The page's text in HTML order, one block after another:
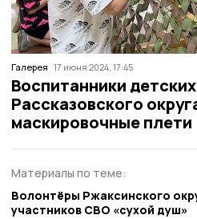
Галерея 17 июня 2024, 17:45
Воспитанники
Рассказовского
маскировочные плети
Материалы по теме:
Волонтёры Ржаксинского
участников СВО «сухой душ»